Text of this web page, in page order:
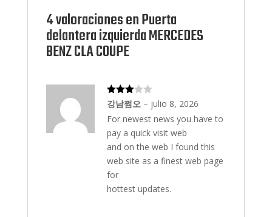
4 valoraciones enPuerta
delantera izquierda MERCEDES
BENZ CLA COUPE
Valorad
o con
3de 5
강남쩜오 – julio 8, 2026
For newest news you have to
pay a quick visit web
and on the web I found this
web site as a finest web page
for
hottest updates.